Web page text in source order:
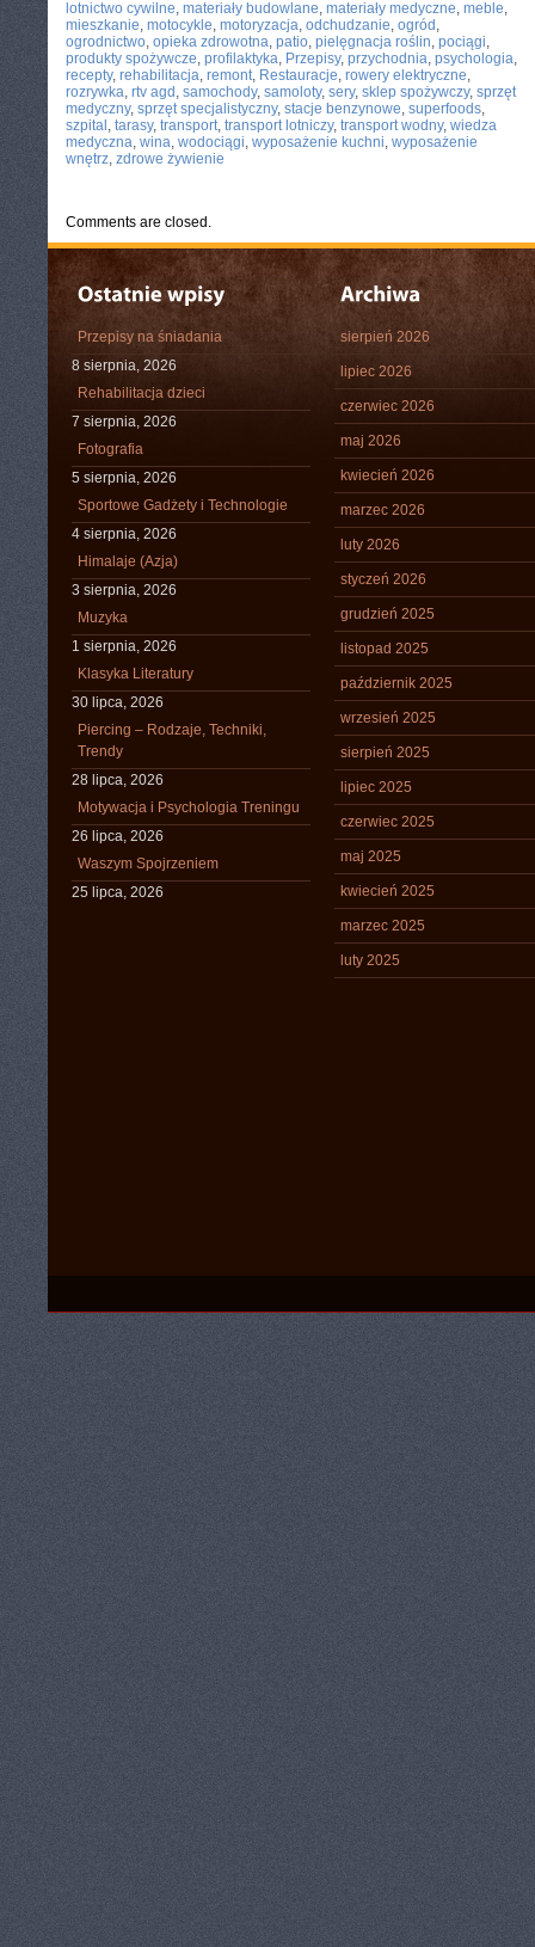
lotnictwo cywilne, materiały budowlane, materiały medyczne, meble,
mieszkanie, motocykle, motoryzacja, odchudzanie, ogród ,
ogrodnictwo, opieka zdrowotna, patio, pielęgnacja roślin, pociągi,
produkty spożywcze, profilaktyka, Przepisy, przychodnia, psychologia,
recepty, rehabilitacja, remont, Restauracje, rowery elektryczne,
rozrywka, rtv agd , samochody, samoloty, sery, sklep spożywczy, sprzęt
medyczny, sprzęt specjalistyczny, stacje benzynowe, superfoods,
szpital , tarasy, transport, transport lotniczy, transport wodny, wiedza
medyczna, wina, wodociągi, wyposażenie kuchni, wyposażenie
wnętrz, zdrowe żywienie
Comments are closed.
Przepisy na śniadania
8 sierpnia, 2026
Rehabilitacja dzieci
7 sierpnia, 2026
Fotografia
5 sierpnia, 2026
Sportowe Gadżety i Technologie
4 sierpnia, 2026
Himalaje (Azja)
3 sierpnia, 2026
Muzyka
1 sierpnia, 2026
Klasyka Literatury
30 lipca, 2026
Piercing – Rodzaje, Techniki,
Trendy
28 lipca, 2026
Motywacja i Psychologia Treningu
26 lipca, 2026
Waszym Spojrzeniem
25 lipca, 2026
sierpień 2026
lipiec 2026
czerwiec 2026
maj 2026
kwiecień 2026
marzec 2026
luty 2026
styczeń 2026
grudzień 2025
listopad 2025
październik 2025
wrzesień 2025
sierpień 2025
lipiec 2025
czerwiec 2025
maj 2025
kwiecień 2025
marzec 2025
luty 2025